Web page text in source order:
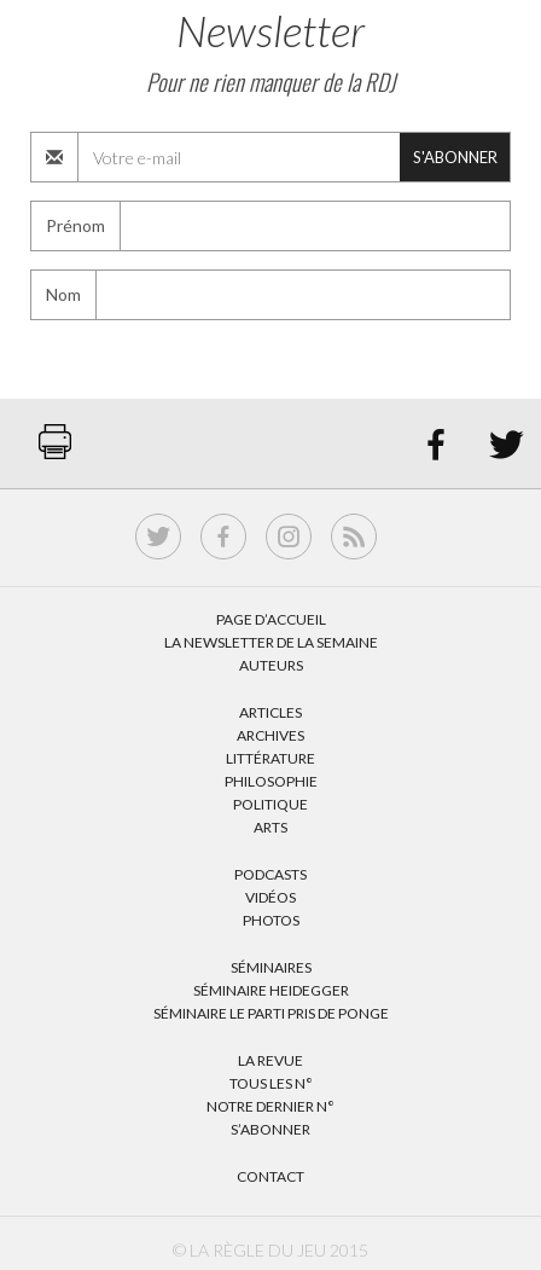
Newsletter
Pour ne rien manquer de la RDJ
S'ABONNER
Prénom
Nom
 
PAGE D’ACCUEIL
LA NEWSLETTER DE LA SEMAINE
AUTEURS
ARTICLES
ARCHIVES
LITTÉRATURE
PHILOSOPHIE
POLITIQUE
ARTS
PODCASTS
VIDÉOS
PHOTOS
SÉMINAIRES
SÉMINAIRE HEIDEGGER
SÉMINAIRE LE PARTI PRIS DE PONGE
LA REVUE
TOUS LES N°
NOTRE DERNIER N°
S’ABONNER
CONTACT
© LA RÈGLE DU JEU 2015